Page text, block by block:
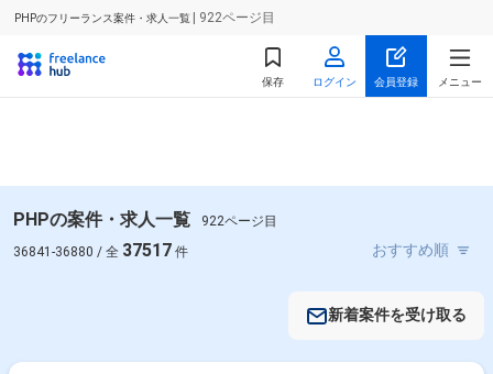
PHPのフリーランス案件・求人一覧 | 922ページ目
保存 ログイン 会員登録 メニュー
PHPの案件・求人一覧
922ページ目
36841-36880 / 全 37517 件
新着案件を受け取る